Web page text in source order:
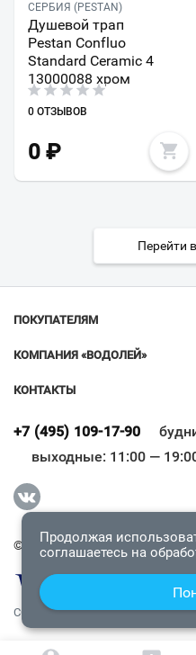
СЕРБИЯ (PESTAN)
Душевой трап
Pestan Confluo
Standard Ceramic 4
13000088 хром
0 ОТЗЫВОВ
0 ₽
Перейти
ПОКУПАТЕЛЯМ
КОМПАНИЯ «ВОДОЛЕЙ»
КОНТАКТЫ
+7 (495) 109-17-90
выходные: 11:00 —
© 2009-2026 «Водолей
СОГЛАШЕНИЕ О
Всё верно
Продолжая
соглашаетесь на